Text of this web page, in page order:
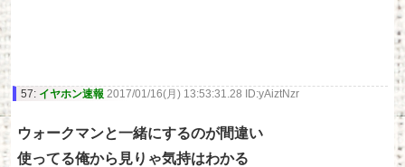
57: イヤホン速報 2017/01/16(月) 13:53:31.28 ID:yAiztNzr
ウォークマンと一緒にするのが間違い
使ってる俺から見りゃ気持はわかる